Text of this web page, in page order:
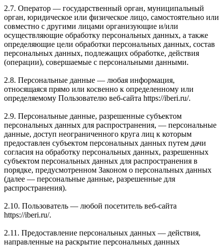
2.7. Оператор — государственный орган, муниципальный
орган, юридическое или физическое лицо, самостоятельно или
совместно с другими лицами организующие и/или
осуществляющие обработку персональных данных, а также
определяющие цели обработки персональных данных, состав
персональных данных, подлежащих обработке, действия
(операции), совершаемые с персональными данными.
2.8. Персональные данные — любая информация,
относящаяся прямо или косвенно к определенному или
определяемому Пользователю веб-сайта https://iberi.ru/.
2.9. Персональные данные, разрешенные субъектом
персональных данных для распространения, — персональные
данные, доступ неограниченного круга лиц к которым
предоставлен субъектом персональных данных путем дачи
согласия на обработку персональных данных, разрешенных
субъектом персональных данных для распространения в
порядке, предусмотренном Законом о персональных данных
(далее — персональные данные, разрешенные для
распространения).
2.10. Пользователь — любой посетитель веб-сайта
https://iberi.ru/.
2.11. Предоставление персональных данных — действия,
направленные на раскрытие персональных данных